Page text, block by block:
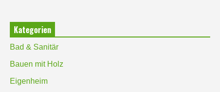
Kategorien
Bad & Sanitär
Bauen mit Holz
Eigenheim